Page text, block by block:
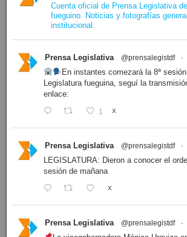
Cuenta oficial de Prensa Legislativa
fueguino. Noticias y fotografías
institucional.
Prensa Legislativa @prensalegistdf ·
En instantes comezará la 8ª
Legislatura fueguina, seguí la
enlace:
1 X
Prensa Legislativa @prensalegistdf ·
LEGISLATURA: Dieron a conocer el
sesión de mañana
X
Prensa Legislativa @prensalegistdf ·